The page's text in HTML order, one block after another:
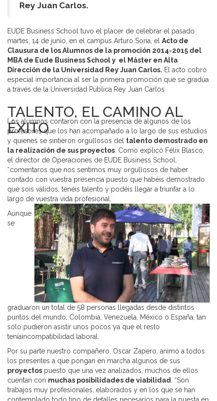
Rey Juan Carlos.
EUDE Business School tuvo el placer de celebrar el pasado
martes, 14 de junio, en el campus Arturo Soria, el Acto de
Clausura de los Alumnos de la promoción 2014-2015 del
MBA de Eude Business School y el Máster en Alta
Dirección de la Universidad Rey Juan Carlos. El acto cobró
especial importancia al ser la primera promoción que se gradúa
a través de la Universidad Pública Rey Juan Carlos
TALENTO, EL CAMINO AL
ÉXITO
Los alumnos contaron con la presencia de algunos de los
profesores que los han acompañado a lo largo de sus estudios
y quienes se sintieron orgullosos del talento demostrado en
la realización de sus proyectos . Como explicó Félix Blasco,
el director de Operaciones de EUDE Business School,
“comentaros que nos sentimos muy orgullosos de haber
contado con vuestra presencia puesto que habéis demostrado
que sois válidos, tenéis talento y podéis llegar a triunfar a lo
largo de vuestra vida profesional.
Aunque
se
graduaron un total de 58 personas llegadas desde distintos
puntos del mundo, Colombia, Venezuela, México o España, tan
sólo pudieron asistir unos pocos ya que el resto
teníaincompatibilidad laboral.
Por su parte nuestro compañero, Oscar Zapero, animó a todos
los presentes a que pongan en marcha algunos de sus
proyectos puesto que una vez analizados, muchos de ellos
cuentan con muchas posibilidades de viabilidad
. “Son
trabajos muy profesionales, elaborados y en los que se han